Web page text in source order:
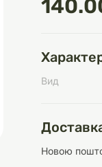
Обігрівачі
Вид
Новою